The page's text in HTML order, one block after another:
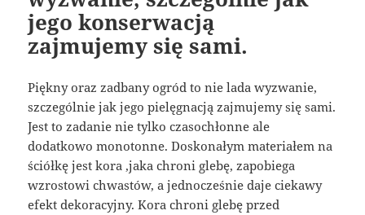
jego konserwacją
zajmujemy się sami.
Piękny oraz zadbany ogród to nie lada wyzwanie,
szczególnie jak jego pielęgnacją zajmujemy się sami.
Jest to zadanie nie tylko czasochłonne ale
dodatkowo monotonne. Doskonałym materiałem na
ściółkę jest kora ,jaka chroni glebę, zapobiega
wzrostowi chwastów, a jednocześnie daje ciekawy
efekt dekoracyjny. Kora chroni glebę przed